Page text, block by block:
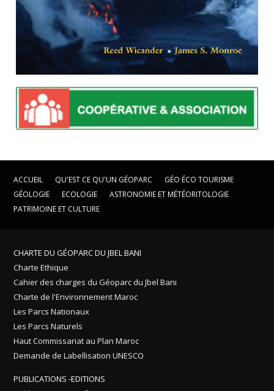
ACCUEIL QU'EST CE QU'UN GÉOPARC
GÉO ÉCO TOURISME
GÉOLOGIE
ECOLOGIE
ASTRONOMIE ET MÉTÉORITOLOGIE
PATRIMOINE ET CULTURE
CHARTE DU GÉOPARC DU JBEL BANI
Charte Ethique
Cahier des charges du Géoparc du Jbel Bani
Charte de l'Environnement Maroc
Les Parcs Nationaux
Les Parcs Naturels
Haut Commissariat au Plan Maroc
Demande de Labellisation UNESCO
PUBLICATIONS -EDITIONS